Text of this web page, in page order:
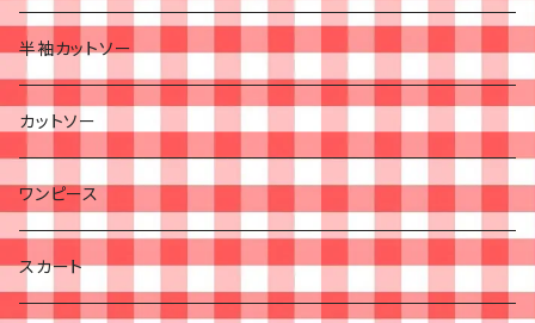
半袖カットソー
カットソー
ワンピース
スカート